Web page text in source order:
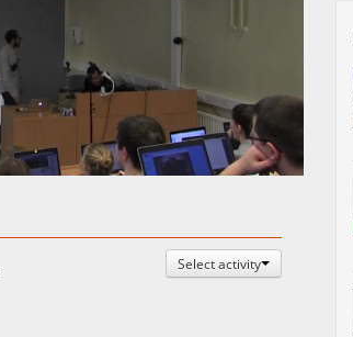
Esituskiirused
Auto
Select activity